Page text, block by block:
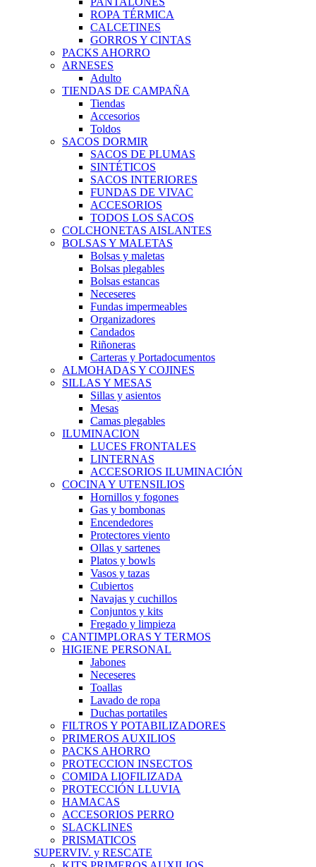
ROPA TÉRMICA
CALCETINES
GORROS Y CINTAS
PACKS AHORRO
ARNESES
Adulto
TIENDAS DE CAMPAÑA
Tiendas
Accesorios
Toldos
SACOS DORMIR
SACOS DE PLUMAS
SINTÉTICOS
SACOS INTERIORES
FUNDAS DE VIVAC
ACCESORIOS
TODOS LOS SACOS
COLCHONETAS AISLANTES
BOLSAS Y MALETAS
Bolsas y maletas
Bolsas plegables
Bolsas estancas
Neceseres
Fundas impermeables
Organizadores
Candados
Riñoneras
Carteras y Portadocumentos
ALMOHADAS Y COJINES
SILLAS Y MESAS
Sillas y asientos
Mesas
Camas plegables
ILUMINACION
LUCES FRONTALES
LINTERNAS
ACCESORIOS ILUMINACIÓN
COCINA Y UTENSILIOS
Hornillos y fogones
Gas y bombonas
Encendedores
Protectores viento
Ollas y sartenes
Platos y bowls
Vasos y tazas
Cubiertos
Navajas y cuchillos
Conjuntos y kits
Fregado y limpieza
CANTIMPLORAS Y TERMOS
HIGIENE PERSONAL
Jabones
Neceseres
Toallas
Lavado de ropa
Duchas portatiles
FILTROS Y POTABILIZADORES
PRIMEROS AUXILIOS
PACKS AHORRO
PROTECCION INSECTOS
COMIDA LIOFILIZADA
PROTECCIÓN LLUVIA
HAMACAS
ACCESORIOS PERRO
SLACKLINES
PRISMATICOS
SUPERVIV. y RESCATE